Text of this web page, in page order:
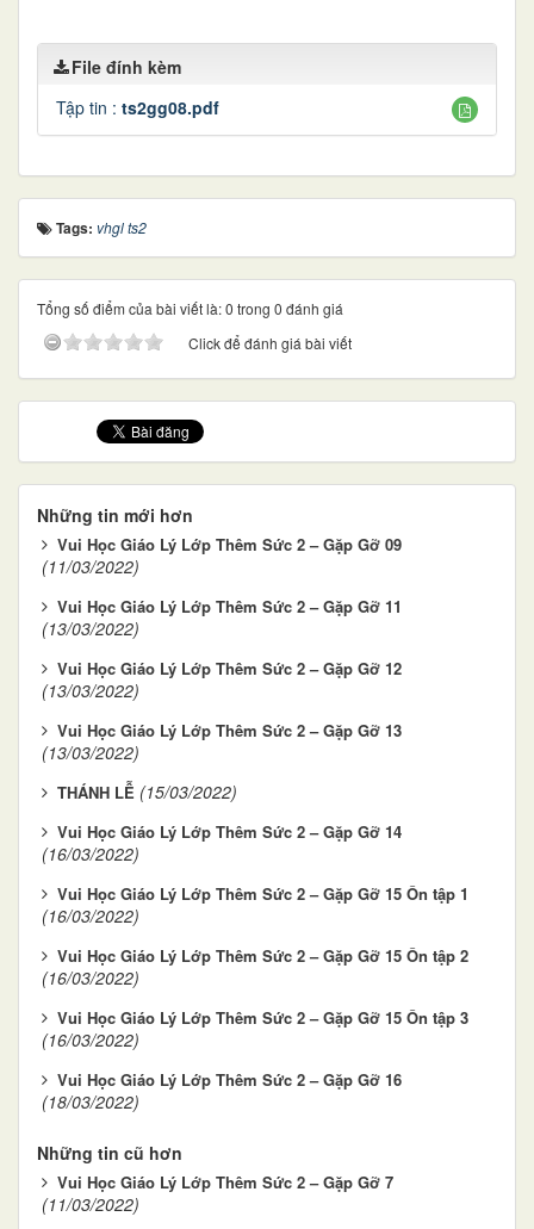
File đính kèm
Tập tin : ts2gg08.pdf
Tags: vhgl ts2
Tổng số điểm của bài viết là: 0 trong 0 đánh giá
Click để đánh giá bài viết
Những tin mới hơn
Vui Học Giáo Lý Lớp Thêm Sức 2 – Gặp Gỡ 09
(11/03/2022)
Vui Học Giáo Lý Lớp Thêm Sức 2 – Gặp Gỡ 11
(13/03/2022)
Vui Học Giáo Lý Lớp Thêm Sức 2 – Gặp Gỡ 12
(13/03/2022)
Vui Học Giáo Lý Lớp Thêm Sức 2 – Gặp Gỡ 13
(13/03/2022)
THÁNH LỄ (15/03/2022)
Vui Học Giáo Lý Lớp Thêm Sức 2 – Gặp Gỡ 14
(16/03/2022)
Vui Học Giáo Lý Lớp Thêm Sức 2 – Gặp Gỡ 15 Ôn tập 1
(16/03/2022)
Vui Học Giáo Lý Lớp Thêm Sức 2 – Gặp Gỡ 15 Ôn tập 2
(16/03/2022)
Vui Học Giáo Lý Lớp Thêm Sức 2 – Gặp Gỡ 15 Ôn tập 3
(16/03/2022)
Vui Học Giáo Lý Lớp Thêm Sức 2 – Gặp Gỡ 16
(18/03/2022)
Những tin cũ hơn
Vui Học Giáo Lý Lớp Thêm Sức 2 – Gặp Gỡ 7
(11/03/2022)